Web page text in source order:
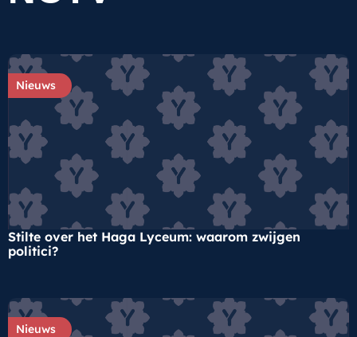
Nieuws
Stilte over het Haga Lyceum: waarom zwijgen
politici?
Nieuws